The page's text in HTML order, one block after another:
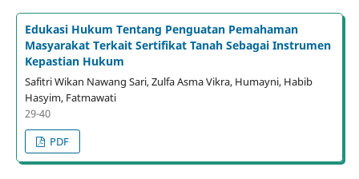
Edukasi Hukum Tentang Penguatan Pemahaman
Masyarakat Terkait Sertifikat Tanah Sebagai Instrumen
Kepastian Hukum
Safitri Wikan Nawang Sari, Zulfa Asma Vikra, Humayni, Habib
Hasyim, Fatmawati
29-40
PDF